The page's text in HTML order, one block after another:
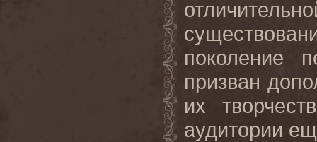
поколение
призван
их
аудитории